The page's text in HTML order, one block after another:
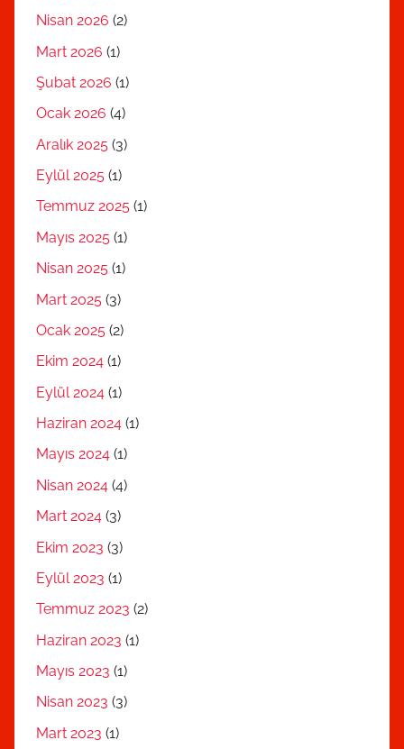
Nisan 2026 (2)
Mart 2026 (1)
Şubat 2026 (1)
Ocak 2026 (4)
Aralık 2025 (3)
Eylül 2025 (1)
Temmuz 2025 (1)
Mayıs 2025 (1)
Nisan 2025 (1)
Mart 2025 (3)
Ocak 2025 (2)
Ekim 2024 (1)
Eylül 2024 (1)
Haziran 2024 (1)
Mayıs 2024 (1)
Nisan 2024 (4)
Mart 2024 (3)
Ekim 2023 (3)
Eylül 2023 (1)
Temmuz 2023 (2)
Haziran 2023 (1)
Mayıs 2023 (1)
Nisan 2023 (3)
Mart 2023 (1)